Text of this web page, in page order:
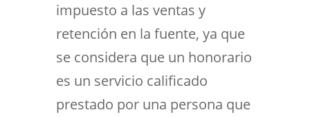
impuesto a las ventas y
retención en la fuente, ya que
se considera que un honorario
es un servicio calificado
prestado por una persona que